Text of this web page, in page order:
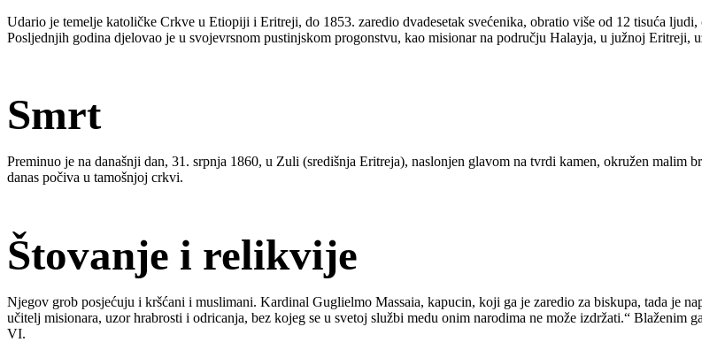
Udario je temelje katoličke Crkve u Etiopiji i Eritreji, do 1853. zaredio dvadesetak svećenika, obratio više od 12 tisuća
Posljednjih godina djelovao je u svojevrsnom pustinjskom progonstvu, kao misionar na području Halayja, u južnoj Eritreji,
Smrt
Preminuo je na današnji dan, 31. srpnja 1860, u Zuli (središnja Eritreja), naslonjen glavom na tvrdi kamen, okružen
danas počiva u tamošnjoj crkvi.
Štovanje i relikvije
Njegov grob posjećuju i kršćani i muslimani. Kardinal Guglielmo Massaia, kapucin, koji ga je zaredio za biskupa, tada je
učitelj misionara, uzor hrabrosti i odricanja, bez kojeg se u svetoj službi medu onim narodima ne može izdržati.“ Blaženim
VI.